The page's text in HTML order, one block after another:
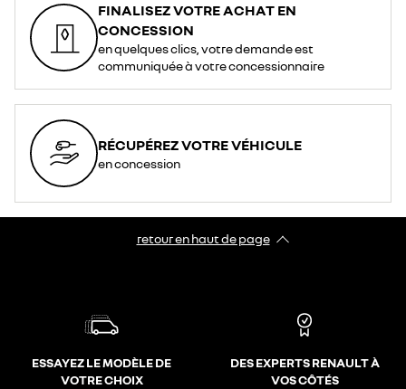
FINALISEZ VOTRE ACHAT EN
CONCESSION
en quelques clics, votre demande est
communiquée à votre concessionnaire
RÉCUPÉREZ VOTRE VÉHICULE
en concession
retour en haut de page​
ESSAYEZ LE MODÈLE DE
VOTRE CHOIX
DES EXPERTS RENAULT À
VOS CÔTÉS